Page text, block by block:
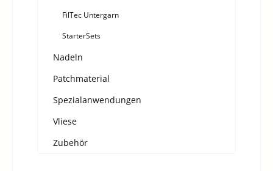
FilTec Untergarn
StarterSets
Nadeln
Patchmaterial
Spezialanwendungen
Vliese
Zubehör